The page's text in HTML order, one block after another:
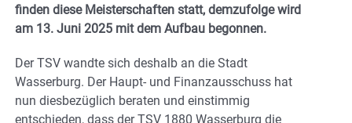
finden diese Meisterschaften statt, demzufolge wird
am 13. Juni 2025 mit dem Aufbau begonnen.
Der TSV wandte sich deshalb an die Stadt
Wasserburg. Der Haupt- und Finanzausschuss hat
nun diesbezüglich beraten und einstimmig
entschieden, dass der TSV 1880 Wasserburg die